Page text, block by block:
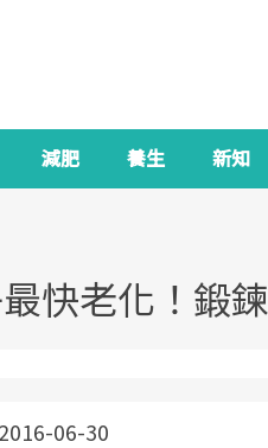
減肥 養生 新知
快老化！鍛
2016-06-30